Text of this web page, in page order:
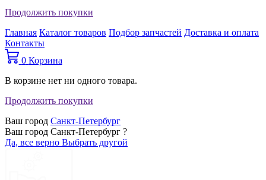
Продолжить покупки
Главная Каталог товаров Подбор запчастей Доставка и оплата
Контакты
0 Корзина
В корзине нет ни одного товара.
Продолжить покупки
Ваш город Санкт-Петербург
Ваш город Санкт-Петербург ?
Да, все верно Выбрать другой